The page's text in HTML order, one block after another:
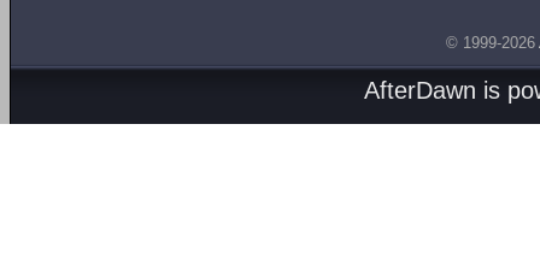
© 1999-2026
AfterDawn is